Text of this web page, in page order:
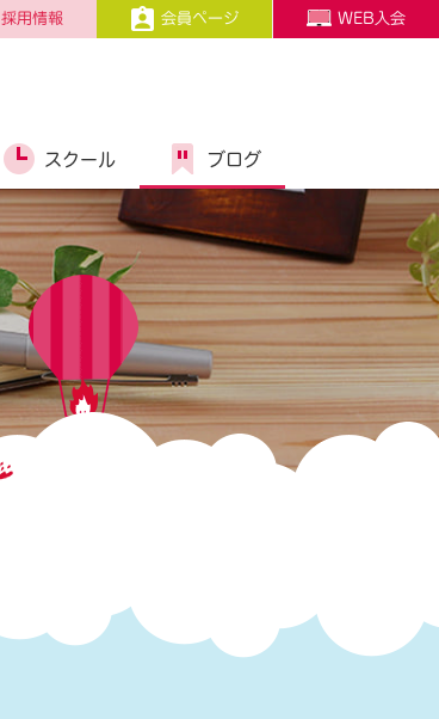
採用情報 会員ページ WEB入会
スクール ブログ